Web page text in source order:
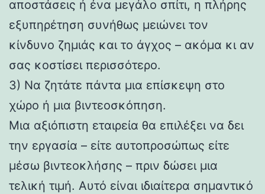
αποστάσεις ή ένα μεγάλο σπίτι, η πλήρης
εξυπηρέτηση συνήθως μειώνει τον
κίνδυνο ζημιάς και το άγχος – ακόμα κι αν
σας κοστίσει περισσότερο.
3) Να ζητάτε πάντα μια επίσκεψη στο
χώρο ή μια βιντεοσκόπηση.
Μια αξιόπιστη εταιρεία θα επιλέξει να δει
την εργασία – είτε αυτοπροσώπως είτε
μέσω βιντεοκλήσης – πριν δώσει μια
τελική τιμή. Αυτό είναι ιδιαίτερα σημαντικό